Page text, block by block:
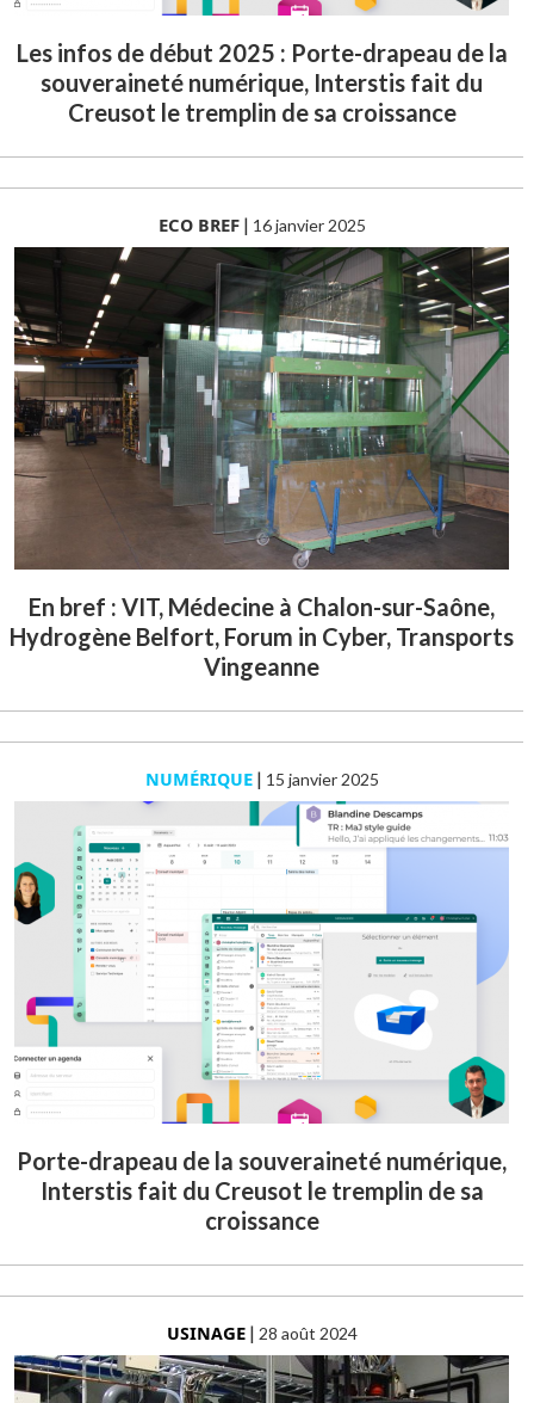
Les infos de début 2025 : Porte-drapeau de la
souveraineté numérique, Interstis fait du
Creusot le tremplin de sa croissance
ECO BREF| 16 janvier 2025
En bref : VIT, Médecine à Chalon-sur-Saône,
Hydrogène Belfort, Forum in Cyber, Transports
Vingeanne
NUMÉRIQUE| 15 janvier 2025
Porte-drapeau de la souveraineté numérique,
Interstis fait du Creusot le tremplin de sa
croissance
USINAGE| 28 août 2024